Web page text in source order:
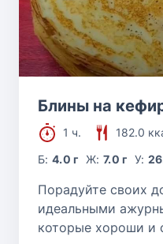
Блины на
1 ч.
182.0
Б:4.0 г Ж: 7.0 г У:
Порадуйте своих
идеальными
которые хороши и